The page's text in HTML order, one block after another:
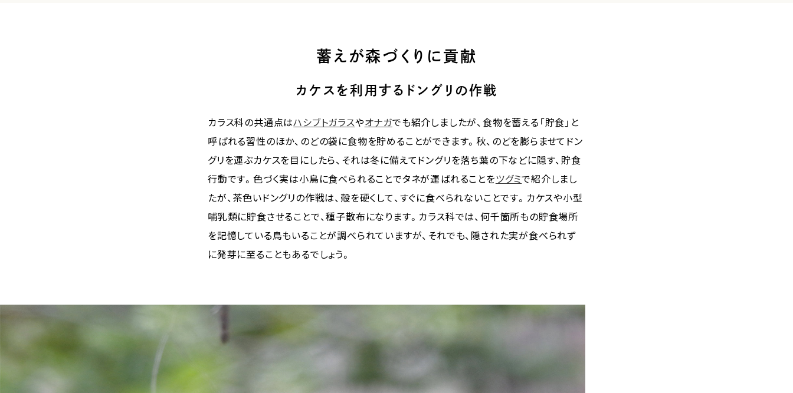
蓄えが森づくりに貢献
カケスを利用するドングリの作戦
カラス科の共通点はハシブトガラスやオナガでも紹介しましたが、食物を蓄える「貯食」と
呼ばれる習性のほか、のどの袋に食物を貯めることができます。秋、のどを膨らませてドン
グリを運ぶカケスを目にしたら、それは冬に備えてドングリを落ち葉の下などに隠す、貯食
行動です。色づく実は小鳥に食べられることでタネが運ばれることをツグミで紹介しまし
たが、茶色いドングリの作戦は、殻を硬くして、すぐに食べられないことです。カケスや小型
哺乳類に貯食させることで、種子散布になります。カラス科では、何千箇所もの貯食場所
を記憶している鳥もいることが調べられていますが、それでも、隠された実が食べられず
に発芽に至ることもあるでしょう。